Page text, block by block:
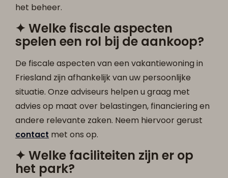
het beheer.
✦ Welke fiscale aspecten
spelen een rol bij de aankoop?
De fiscale aspecten van een vakantiewoning in
Friesland zijn afhankelijk van uw persoonlijke
situatie. Onze adviseurs helpen u graag met
advies op maat over belastingen, financiering en
andere relevante zaken. Neem hiervoor gerust
contact met ons op.
✦ Welke faciliteiten zijn er op
het park?